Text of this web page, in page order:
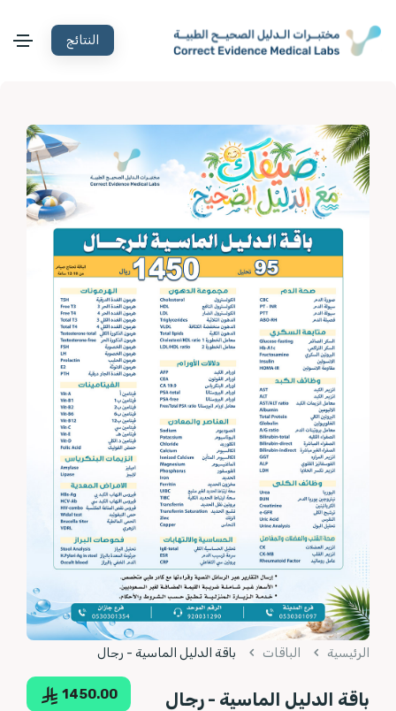
النتائج
الرئيسية الباقات باقة الدليل الماسية - رجال
باقة الدليل الماسية - رجال 1450.00